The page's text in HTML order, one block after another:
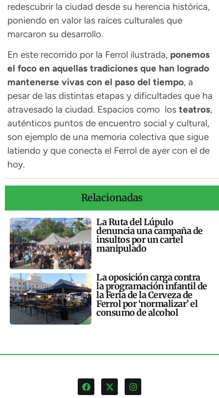
redescubrir la ciudad desde su herencia histórica,
poniendo en valor las raíces culturales que
marcaron su desarrollo.
En este recorrido por la Ferrol ilustrada, ponemos
el foco en aquellas tradiciones que han logrado
mantenerse vivas con el paso del tiempo, a
pesar de las distintas etapas y dificultades que ha
atravesado la ciudad. Espacios como los teatros,
auténticos puntos de encuentro social y cultural,
son ejemplo de una memoria colectiva que sigue
latiendo y que conecta el Ferrol de ayer con el de
hoy.
Relacionadas
La Ruta del Lúpulo
denuncia una campaña de
insultos por un cartel
manipulado
La oposición carga contra
la programación infantil de
la Feria de la Cerveza de
Ferrol por ‘normalizar’ el
consumo de alcohol